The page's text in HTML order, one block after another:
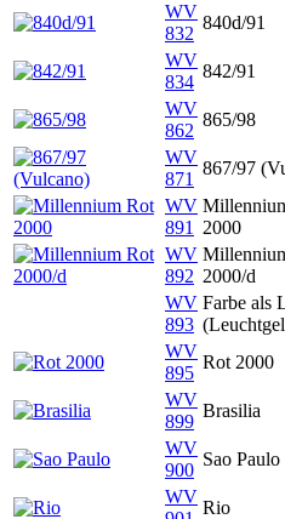
WV
832
840d/91
WV
834
842/91
WV
862
865/98
WV
871
867/97
WV
891
2000
WV
892 2000/d
WV
893
Farbe als
WV
895
Rot 2000
WV
899
Brasilia
WV
900
Sao Paulo
WV
Rio